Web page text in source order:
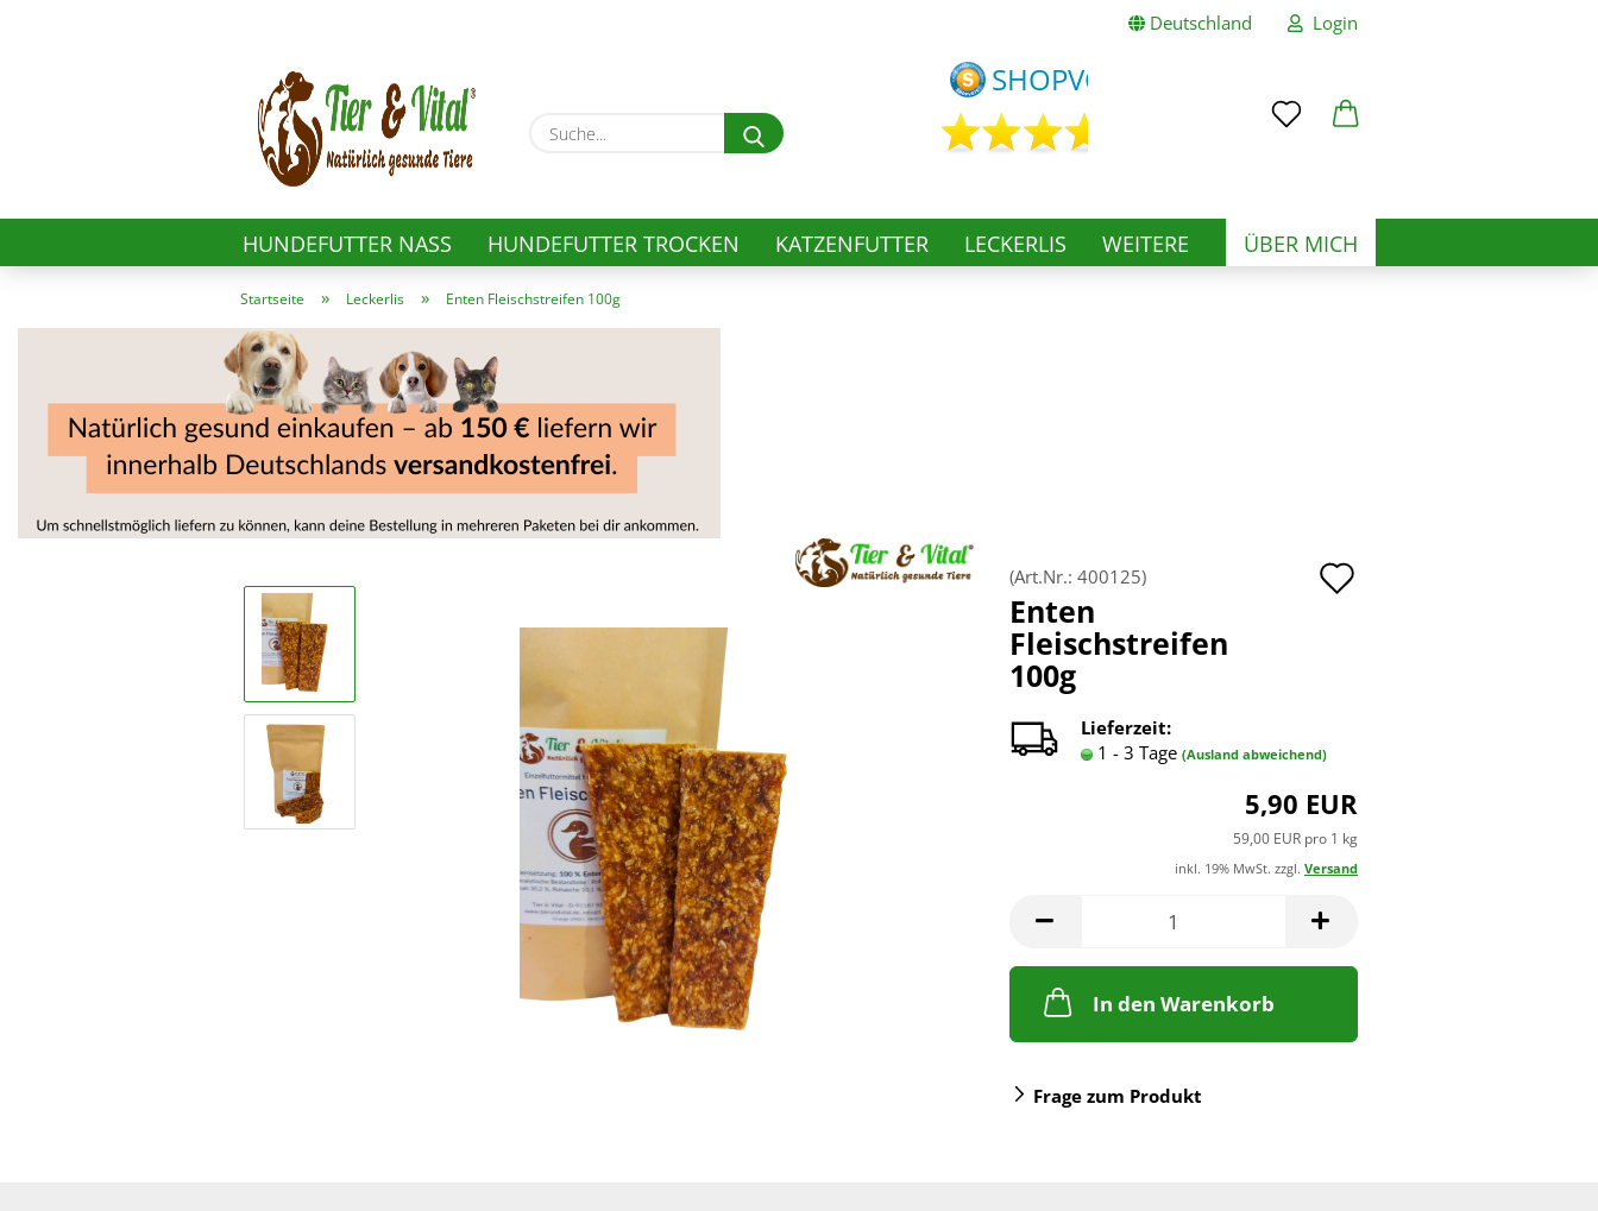
Deutschland
Lieferland
Login
Passwort
Suche...
HUNDEFUTTER NASS HUNDEFUTTER TROCKEN KATZENFUTTER LECKERLIS ÜBER MICH
WEITERE
Startseite » Leckerlis » Enten Fleischstreifen 100g
(Art.Nr.: 400125)
Enten
Fleischstreifen
100g
Lieferzeit:
1 - 3 Tage (Ausland abweichend)
5,90 EUR
59,00 EUR pro 1 kg
inkl. 19% MwSt. zzgl. Versand
In den Warenkorb
Frage zum Produkt